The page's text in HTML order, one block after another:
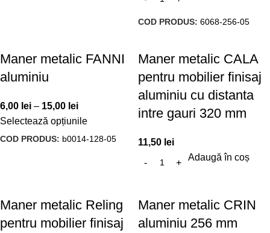
COD PRODUS: 6068-256-05
Maner metalic FANNI
aluminiu
6,00 lei – 15,00 lei
Selectează opțiunile
COD PRODUS: b0014-128-05
Maner metalic CALA
pentru mobilier finisaj
aluminiu cu distanta
intre gauri 320 mm
11,50 lei
Adaugă în coș
Maner metalic Reling
pentru mobilier finisaj
Maner metalic CRIN
aluminiu 256 mm